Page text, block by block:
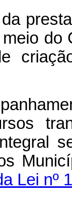
do
Lei nº